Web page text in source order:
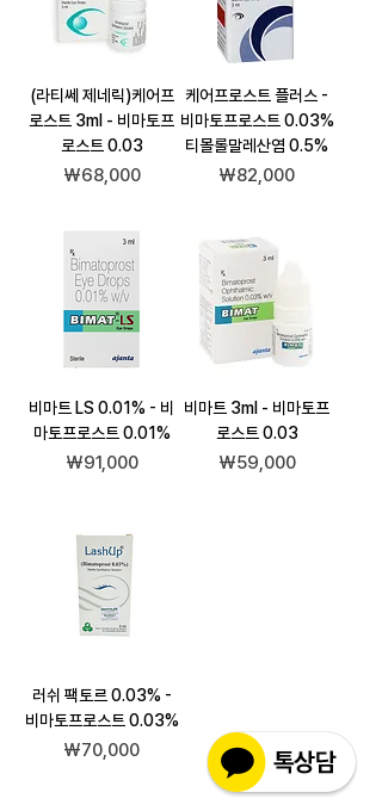
(라티쎄 제네릭)케어프
로스트 3ml - 비마토프
로스트 0.03
가격
₩68,000
케어프로스트 플러스 -
비마토프로스트 0.03%
티몰롤말레산염 0.5%
가격
₩82,000
비마트 LS 0.01% - 비
마토프로스트 0.01%
가격
₩91,000
비마트 3ml - 비마토프
로스트 0.03
가격
₩59,000
러쉬 팩토르 0.03% -
비마토프로스트 0.03%
가격
₩70,000